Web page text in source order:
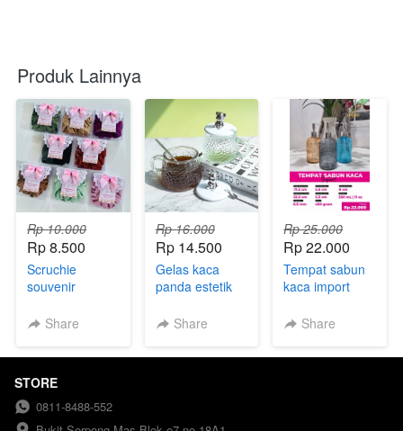
Produk Lainnya
Rp 10.000
Rp 8.500
Scruchie
souvenir
Share
Rp 16.000
Rp 14.500
Gelas kaca
panda estetik
Share
Rp 25.000
Rp 22.000
Tempat sabun
kaca import
Share
STORE
0811-8488-552